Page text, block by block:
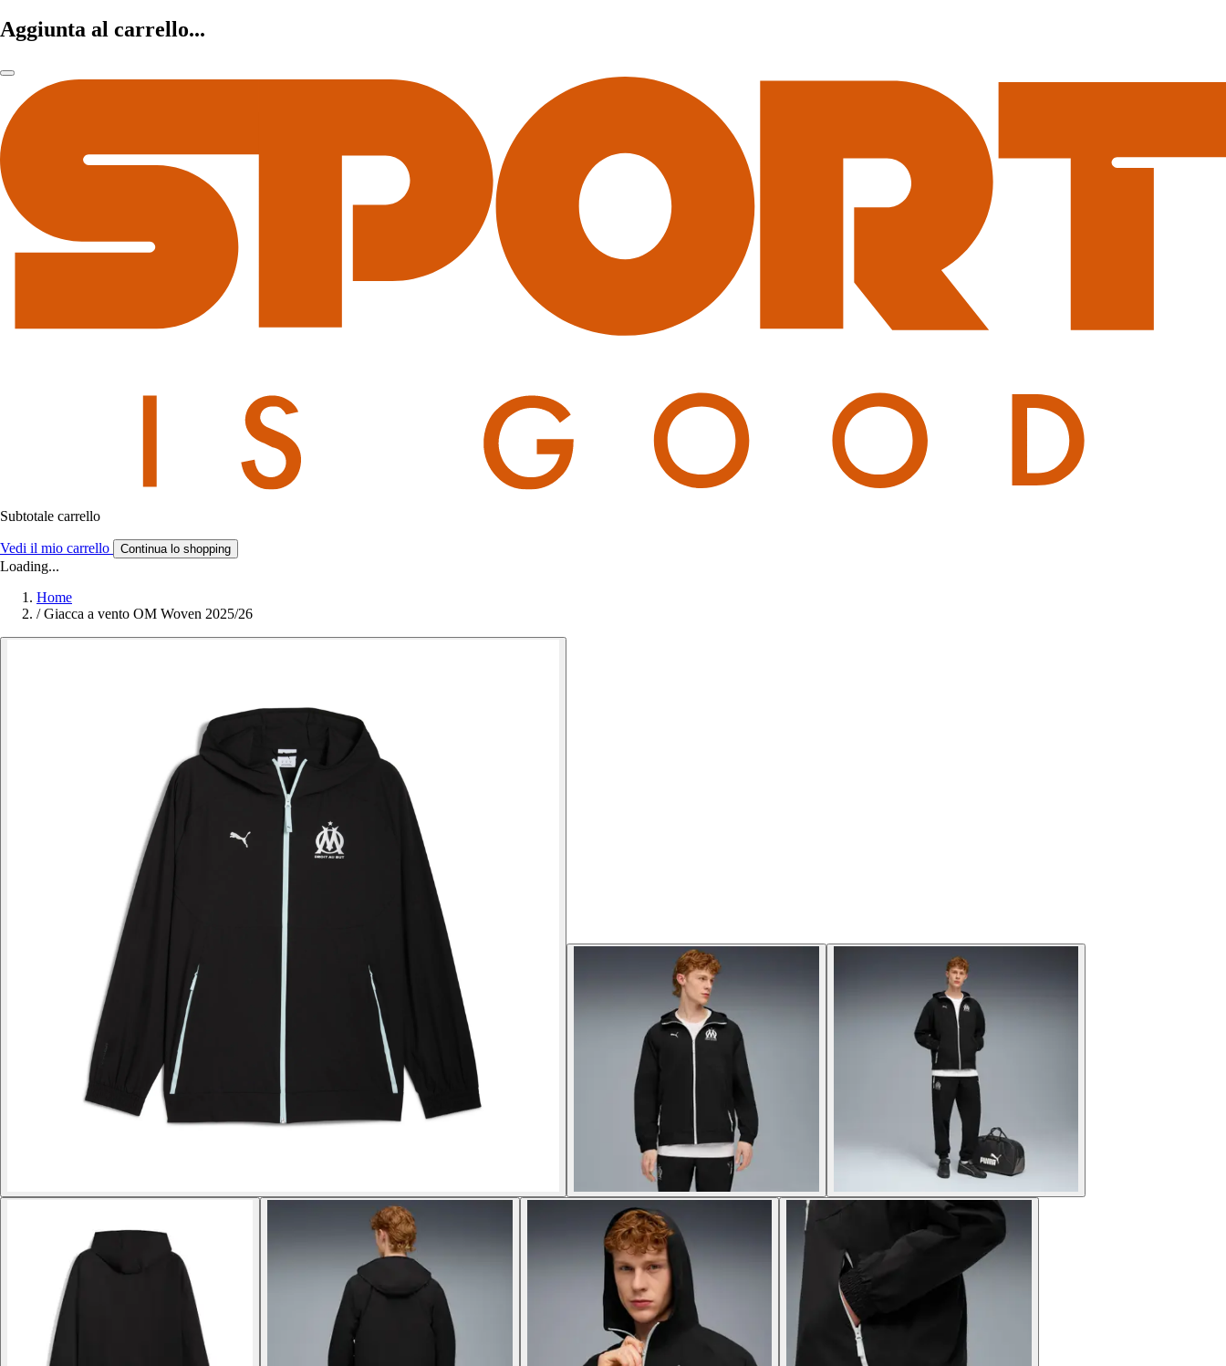
Aggiunta al carrello...
Subtotale carrello
Vedi il mio carrello Continua lo shopping
Loading...
Home
/ Giacca a vento OM Woven 2025/26